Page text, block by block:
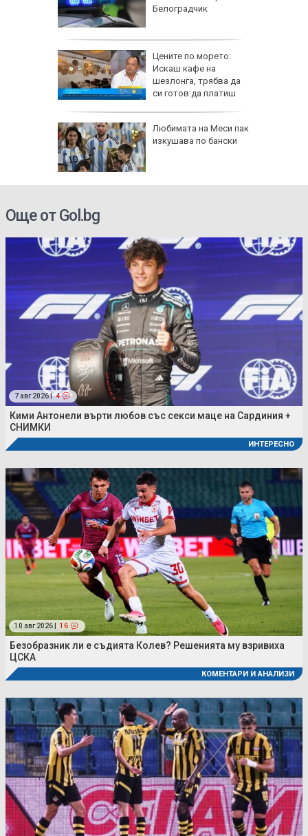
Белоградчик
Цените по морето:
Искаш кафе на
шезлонга, трябва да
си готов да платиш
Любимата на Меси пак
изкушава по бански
Още от Gol.bg
7 авг 2026 | 4
Кими Антонели върти любов със секси маце на Сардиния +
СНИМКИ
ИНТЕРЕСНО
10 авг 2026 | 16
Безобразник ли е съдията Колев? Решенията му взривиха
ЦСКА
КОМЕНТАРИ И АНАЛИЗИ